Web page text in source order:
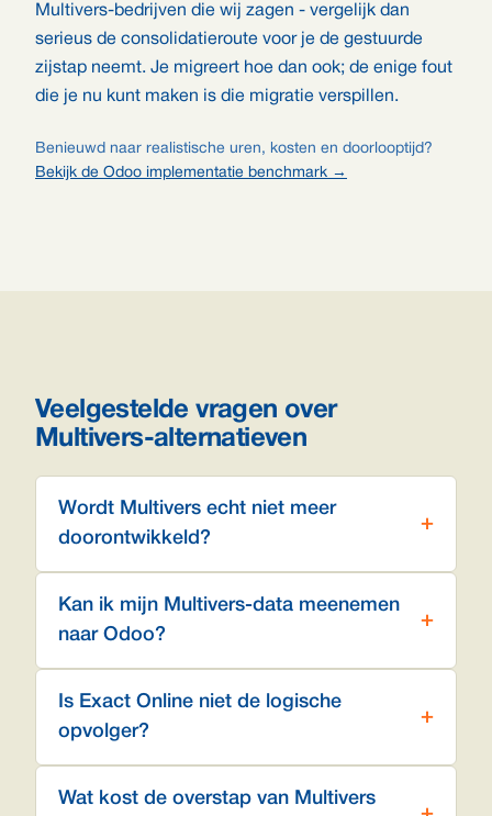
Multivers-bedrijven die wij zagen - vergelijk dan
serieus de consolidatieroute voor je de gestuurde
zijstap neemt. Je migreert hoe dan ook; de enige fout
die je nu kunt maken is die migratie verspillen.
Benieuwd naar realistische uren, kosten en doorlooptijd?
Bekijk de Odoo implementatie benchmark →
Veelgestelde vragen over
Multivers-alternatieven
Wordt Multivers echt niet meer
doorontwikkeld?
Kan ik mijn Multivers-data meenemen
naar Odoo?
Is Exact Online niet de logische
opvolger?
Wat kost de overstap van Multivers